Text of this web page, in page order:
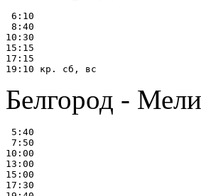
6:10
8:40
10:30
15:15
17:15
Белгород -
5:40
7:50
10:00
13:00
15:00
17:30